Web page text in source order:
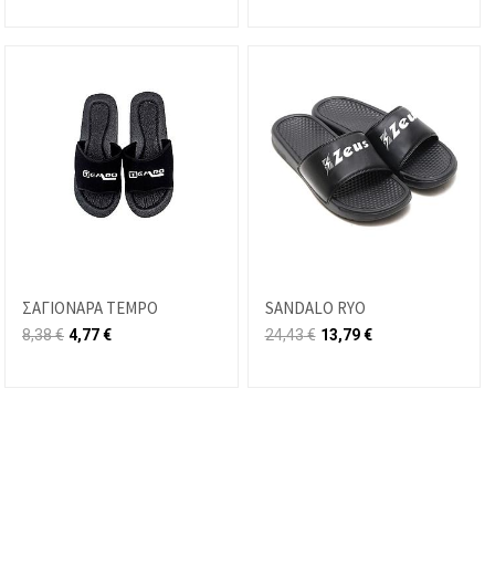
ΣΑΓΙΟΝΑΡΑ TEMPO
8,38€ 4,77€
SANDALO RYO
24,43€ 13,79€